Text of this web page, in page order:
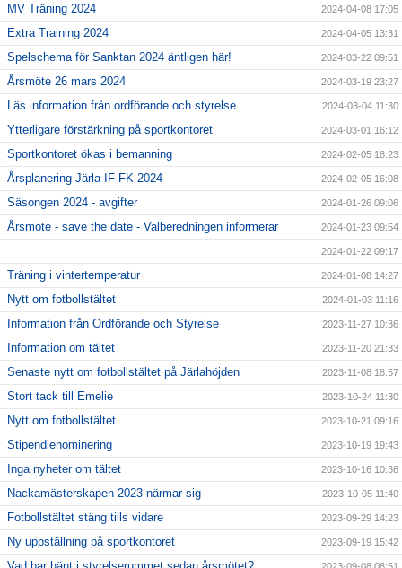
MV Träning 2024 2024-04-08 17:05
Extra Training 2024 2024-04-05 13:31
Spelschema för Sanktan 2024 äntligen här! 2024-03-22 09:51
Årsmöte 26 mars 2024 2024-03-19 23:27
Läs information från ordförande och styrelse 2024-03-04 11:30
Ytterligare förstärkning på sportkontoret 2024-03-01 16:12
Sportkontoret ökas i bemanning 2024-02-05 18:23
Årsplanering Järla IF FK 2024 2024-02-05 16:08
Säsongen 2024 - avgifter 2024-01-26 09:06
Årsmöte - save the date - Valberedningen informerar 2024-01-23 09:54
2024-01-22 09:17
Träning i vintertemperatur 2024-01-08 14:27
Nytt om fotbollstältet 2024-01-03 11:16
Information från Ordförande och Styrelse 2023-11-27 10:36
Information om tältet 2023-11-20 21:33
Senaste nytt om fotbollstältet på Järlahöjden 2023-11-08 18:57
Stort tack till Emelie 2023-10-24 11:30
Nytt om fotbollstältet 2023-10-21 09:16
Stipendienominering 2023-10-19 19:43
Inga nyheter om tältet 2023-10-16 10:36
Nackamästerskapen 2023 närmar sig 2023-10-05 11:40
Fotbollstältet stäng tills vidare 2023-09-29 14:23
Ny uppställning på sportkontoret 2023-09-19 15:42